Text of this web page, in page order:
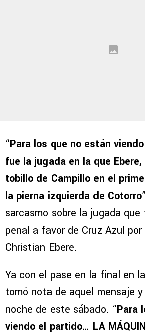
“Para los que no están
fue la jugada en la que
tobillo de Campillo en el
la pierna izquierda de Cotorro
sarcasmo sobre la jugada
penal a favor de Cruz Azul
Christian Ebere.
Ya con el pase en la final en
tomó nota de aquel mensaje
noche de este sábado. “Para
viendo el partido… LA